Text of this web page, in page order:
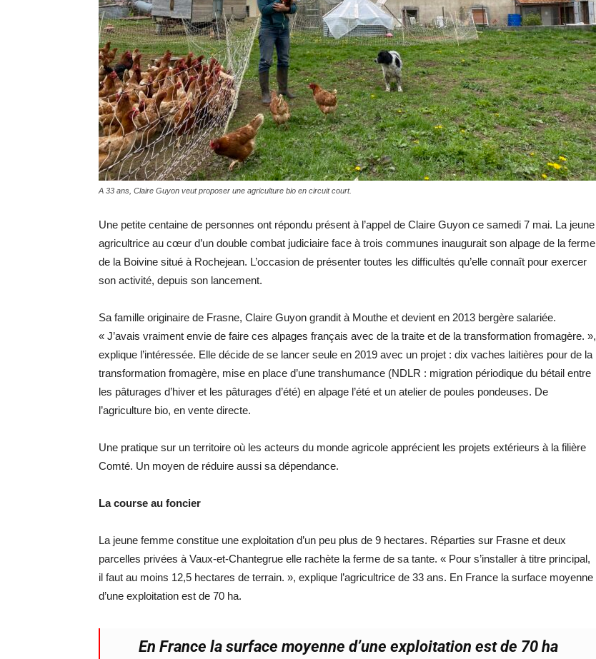
Hebdo25
A 33 ans, Claire Guyon veut proposer une agriculture bio en circuit court.
Une petite centaine de personnes ont répondu présent à l’appel de Claire Guyon ce samedi 7 mai. La jeune
agricultrice au cœur d’un double combat judiciaire face à trois communes inaugurait son alpage de la ferme
de la Boivine situé à Rochejean. L’occasion de présenter toutes les difficultés qu’elle connaît pour exercer
son activité, depuis son lancement.
Sa famille originaire de Frasne, Claire Guyon grandit à Mouthe et devient en 2013 bergère salariée.
« J’avais vraiment envie de faire ces alpages français avec de la traite et de la transformation fromagère. »,
explique l’intéressée. Elle décide de se lancer seule en 2019 avec un projet : dix vaches laitières pour de la
transformation fromagère, mise en place d’une transhumance (NDLR : migration périodique du bétail entre
les pâturages d’hiver et les pâturages d’été) en alpage l’été et un atelier de poules pondeuses. De
l’agriculture bio, en vente directe.
Une pratique sur un territoire où les acteurs du monde agricole apprécient les projets extérieurs à la filière
Comté. Un moyen de réduire aussi sa dépendance.
La course au foncier
La jeune femme constitue une exploitation d’un peu plus de 9 hectares. Réparties sur Frasne et deux
parcelles privées à Vaux-et-Chantegrue elle rachète la ferme de sa tante. « Pour s’installer à titre principal,
il faut au moins 12,5 hectares de terrain. », explique l’agricultrice de 33 ans. En France la surface moyenne
d’une exploitation est de 70 ha.
En France la surface moyenne d’une exploitation est de 70 ha